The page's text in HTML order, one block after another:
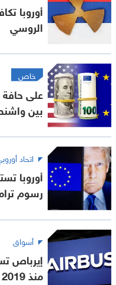
أوروبا
الروسي
خاص
على
بين
اتحاد
أوروبا
رسوم
أسواق
منذ 2019